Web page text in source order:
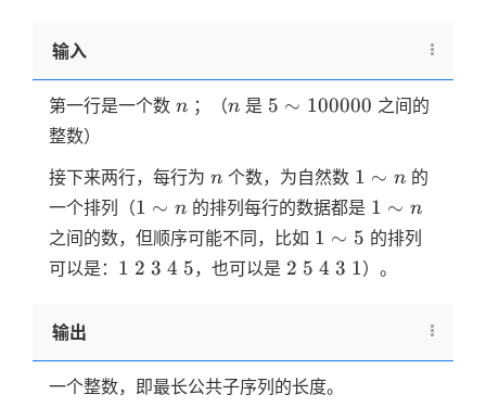
输入
第一行是一个数 n
n ；（n
n 是 5 \sim
5 ∼ 100000 之间的
整数）
接下来两行，每行为 n
n 个数，为自然数 1
\sim
n
1 ∼ n的
一个排列（1
\sim
n
1 ∼ n的排列每行的数据都是 1
\sim
n
1 ∼ n
之间的数，但顺序可能不同，比如 1
\sim
1 ∼ 5 的排列
可以是： 1
1 2
2 3
3 4
4 5
5，也可以是 2
2 5
5 4
4 3
3 1
1）。
输出
一个整数，即最长公共子序列的长度。